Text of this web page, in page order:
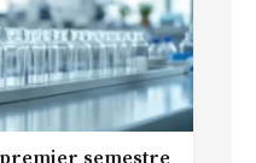
premier semestre